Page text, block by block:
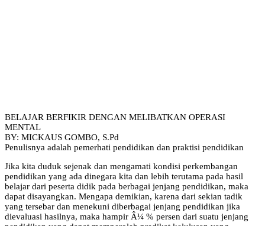
BELAJAR BERFIKIR DENGAN MELIBATKAN OPERASI
MENTAL
BY: MICKAUS GOMBO, S.Pd
Penulisnya adalah pemerhati pendidikan dan praktisi pendidikan
Jika kita duduk sejenak dan mengamati kondisi perkembangan
pendidikan yang ada dinegara kita dan lebih terutama pada hasil
belajar dari peserta didik pada berbagai jenjang pendidikan, maka
dapat disayangkan. Mengapa demikian, karena dari sekian tadik
yang tersebar dan menekuni diberbagai jenjang pendidikan jika
dievaluasi hasilnya, maka hampir Â¼ % persen dari suatu jenjang